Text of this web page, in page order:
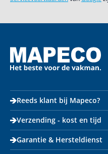
Reeds klant bij Mapeco?
Verzending - kost en tijd
Garantie & Hersteldienst